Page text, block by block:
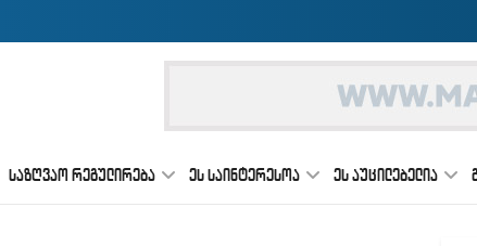
ᲡᲐᲖᲦᲕᲐᲝ ᲠᲔᲒᲣᲚᲘᲠᲔᲑᲐ ᲔᲡ ᲡᲐᲘᲜᲢᲔᲠᲔᲡᲝᲐ ᲔᲡ ᲐᲣᲪᲘᲚᲔᲑᲔᲚᲘᲐ